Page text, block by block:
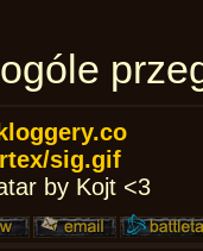
by Kojt <3